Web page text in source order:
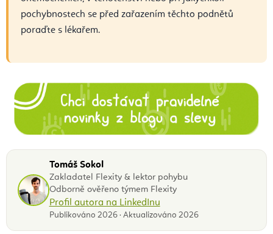
pochybnostech se před zařazením těchto podnětů
poraďte s lékařem.
Tomáš Sokol
Zakladatel Flexity & lektor pohybu
Odborně ověřeno týmem Flexity
Profil autora na LinkedInu
Publikováno 2026 · Aktualizováno 2026